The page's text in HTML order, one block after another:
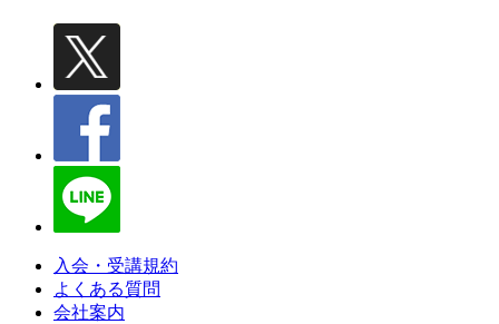
入会・受講規約
よくある質問
会社案内